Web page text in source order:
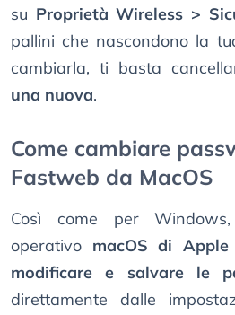
su Proprietà Wireless >
pallini che nascondono la
cambiarla, ti basta
una nuova.
Come cambiare
Fastweb da MacOS
Così come per
operativo macOS di Apple
modificare e salvare le
direttamente dalle